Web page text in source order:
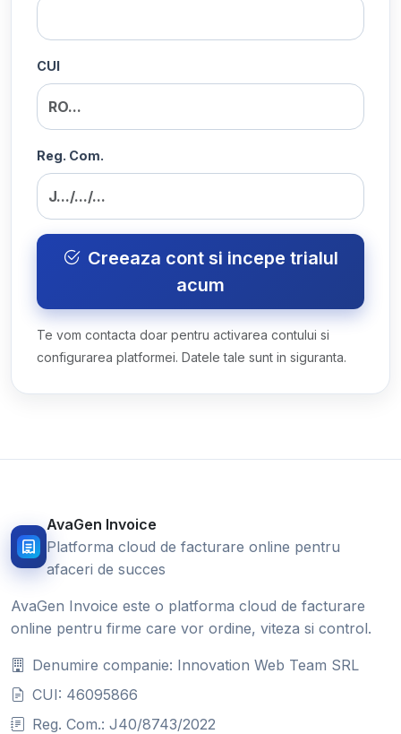
CUI
Reg. Com.
Creeaza cont si incepe trialul
acum
Te vom contacta doar pentru activarea contului si
configurarea platformei. Datele tale sunt in siguranta.
AvaGen Invoice
Platforma cloud de facturare online pentru
afaceri de succes
AvaGen Invoice este o platforma cloud de facturare
online pentru firme care vor ordine, viteza si control.
Denumire companie: Innovation Web Team SRL
CUI: 46095866
Reg. Com.: J40/8743/2022